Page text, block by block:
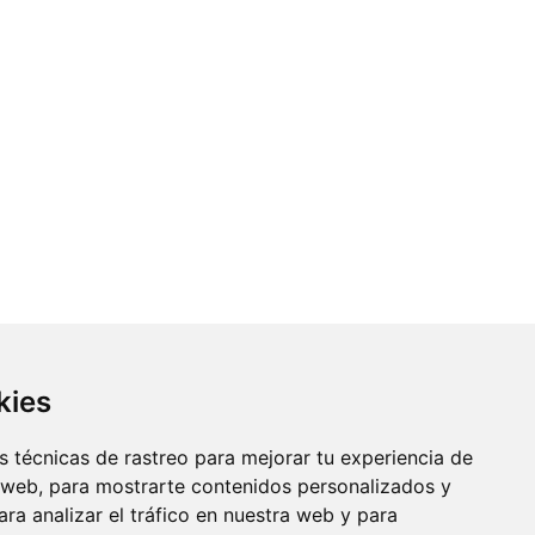
técnicas de rastreo para mejorar tu experiencia de
para mostrarte contenidos personalizados y
analizar el tráfico en nuestra web y para